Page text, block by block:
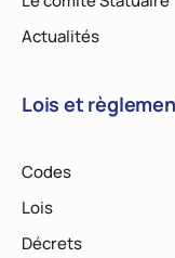
Actualités
Lois et
Codes
Lois
Décrets